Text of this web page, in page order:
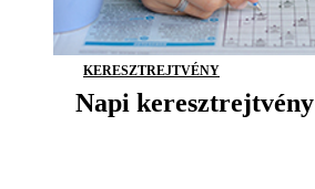
KERESZTREJTVÉNY
Napi keresztrejtvény